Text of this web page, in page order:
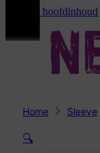
Ga naar hoofdinhoud
Home Sleeve
🔍